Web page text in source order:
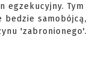
Tym
bedzie samobójcą,
'zabronionego'.